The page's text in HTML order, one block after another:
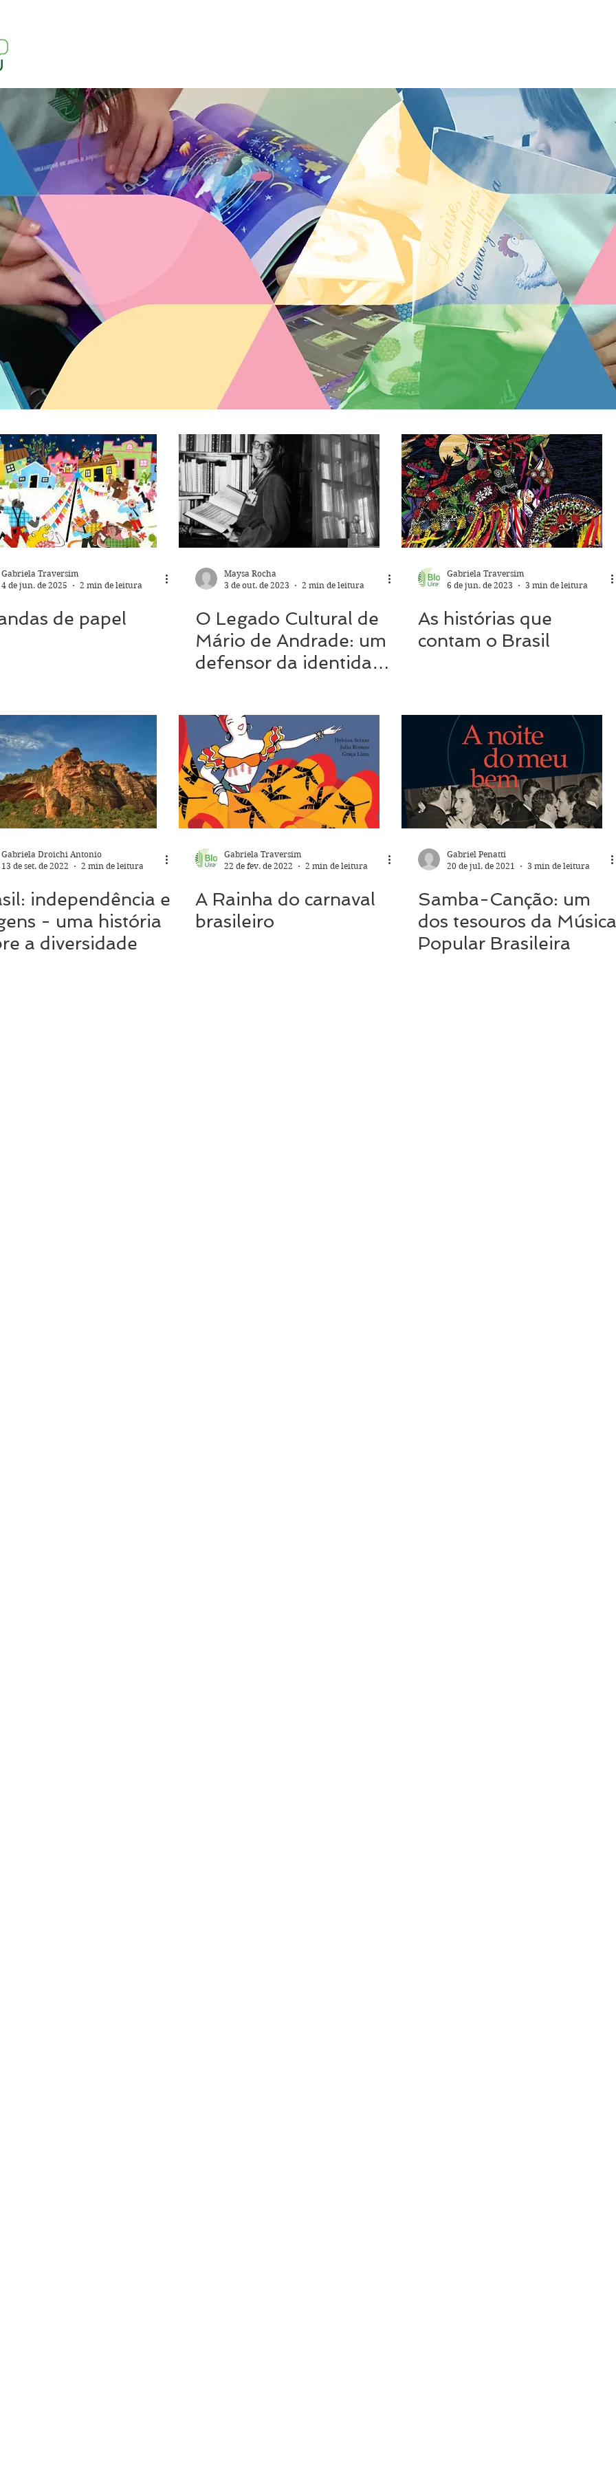
Gabriela Traversim
4 de jun. de 2025
2 min de leitura
de papel
Maysa Rocha
3 de out. de 2023
2 min de leitura
O Legado Cultural de
Mário de Andrade: um
defensor da identidade
Gabriela Traversim
6 de jun. de 2023
3 min de leitura
As histórias que
contam o Brasil
Gabriela Droichi Antonio
13 de set. de 2022
2 min de leitura
independência e
- uma história
a diversidade
Gabriela Traversim
22 de fev. de 2022
2 min de leitura
A Rainha do carnaval
brasileiro
Gabriel Penatti
20 de jul. de 2021
3 min de leitura
Samba-Canção: um
dos tesouros da Música
Popular Brasileira